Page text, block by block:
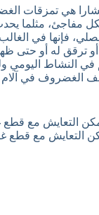
هي تمزقات
مفاجئ، مثلما
فإنها في
له أو حتى
النشاط اليومي
الغضروف في
التعايش مع قطع